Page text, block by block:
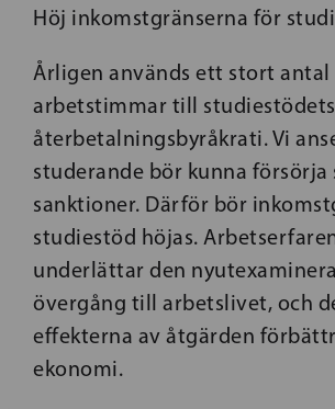
Höj inkomstgränserna för
Årligen används ett stort antal
arbetstimmar till studiestödets
återbetalningsbyråkrati. Vi
studerande bör kunna försörja
sanktioner. Därför bör
studiestöd höjas.
underlättar den
övergång till arbetslivet, och
effekterna av åtgärden
ekonomi.